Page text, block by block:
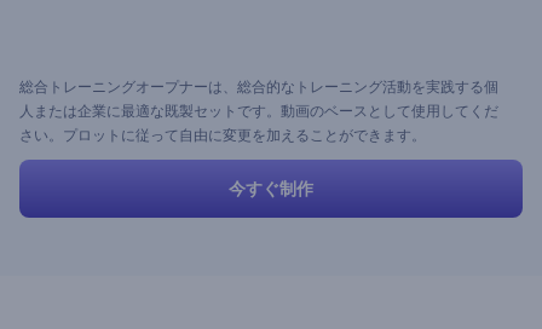
総合トレーニングオープナーは、総合的なトレーニング活動を実践する個
人または企業に最適な既製セットです。動画のベースとして使用してくだ
さい。プロットに従って自由に変更を加えることができます。
今すぐ制作